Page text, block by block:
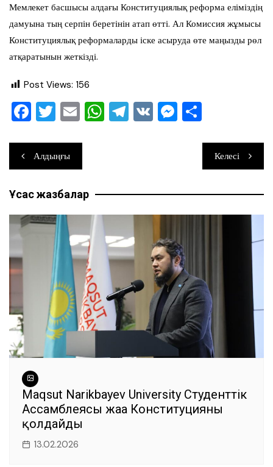
Мемлекет басшысы алдағы Конституциялық реформа еліміздің
дамуына тың серпін беретінін атап өтті. Ал Комиссия жұмысы
Конституциялық реформаларды іске асыруда өте маңызды рөл
атқаратынын жеткізді.
Post Views: 156
F
c
e
b
o
o
T
tt
er
E
ai
l
W
A
p
p
T
a
m
V M
n
g
er
ра
ви
ть
Навигация
по
записям
Алдыңғы Келесі
Ұқсас жазбалар
Maqsut Narikbayev University Студенттік
Ассамблеясы жаңа Конституцияны
қолдайды
13.02.2026